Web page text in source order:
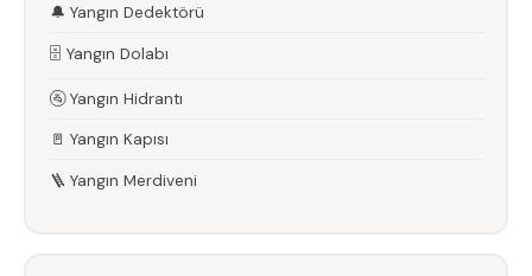
🔔 Yangın Dedektörü
🗄️ Yangın Dolabı
🚰 Yangın Hidrantı
🚪 Yangın Kapısı
🪜 Yangın Merdiveni